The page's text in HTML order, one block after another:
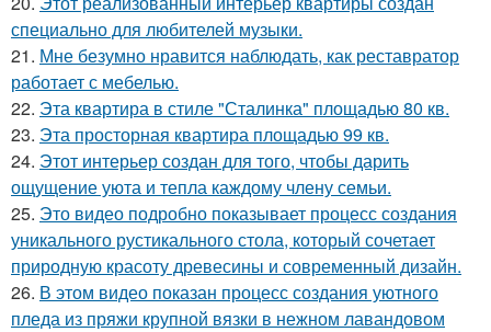
специально для любителей музыки.
21. Мне безумно нравится наблюдать, как реставратор
работает с мебелью.
22. Эта квартира в стиле "Сталинка" площадью 80 кв.
23. Эта просторная квартира площадью 99 кв.
24. Этот интерьер создан для того, чтобы дарить
ощущение уюта и тепла каждому члену семьи.
25. Это видео подробно показывает процесс создания
уникального рустикального стола, который сочетает
природную красоту древесины и современный дизайн.
26. В этом видео показан процесс создания уютного
пледа из пряжи крупной вязки в нежном лавандовом